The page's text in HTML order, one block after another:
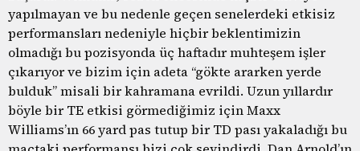
yapılmayan ve bu nedenle geçen senelerdeki etkisiz
performansları nedeniyle hiçbir beklentimizin
olmadığı bu pozisyonda üç haftadır muhteşem işler
çıkarıyor ve bizim için adeta “gökte ararken yerde
bulduk” misali bir kahramana evrildi. Uzun yıllardır
böyle bir TE etkisi görmediğimiz için Maxx
Williams’ın 66 yard pas tutup bir TD pası yakaladığı bu